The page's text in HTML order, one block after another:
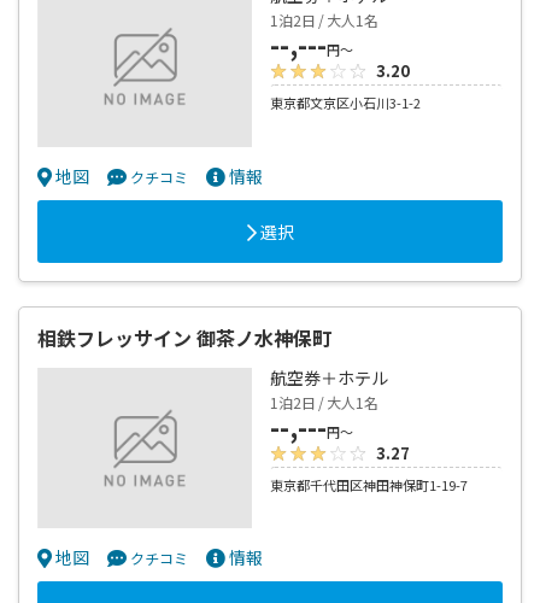
1泊2日 / 大人1名
--,---円～
3.20
東京都文京区小石川3-1-2
地図 クチコミ 情報
選択
相鉄フレッサイン 御茶ノ水神保町
航空券＋ホテル
1泊2日 / 大人1名
--,---円～
3.27
東京都千代田区神田神保町1-19-7
地図 クチコミ 情報